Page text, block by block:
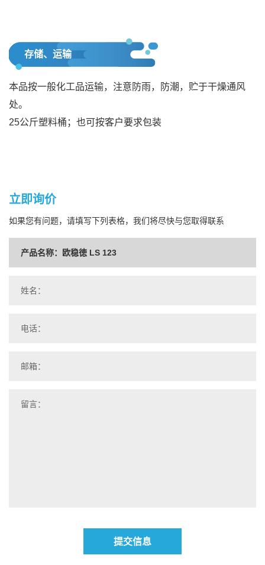
存储、运输
本品按一般化工品运输，注意防雨，防潮，贮于干燥通风
处。
25公斤塑料桶；也可按客户要求包装
立即询价
如果您有问题，请填写下列表格，我们将尽快与您取得联系
提交信息